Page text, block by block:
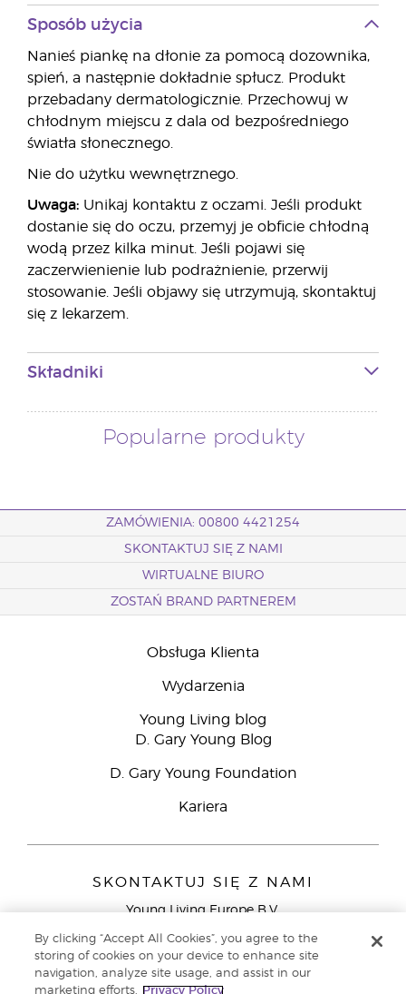
Sposób użycia
Nanieś piankę na dłonie za pomocą dozownika,
spień, a następnie dokładnie spłucz. Produkt
przebadany dermatologicznie. Przechowuj w
chłodnym miejscu z dala od bezpośredniego
światła słonecznego.
Nie do użytku wewnętrznego.
Uwaga: Unikaj kontaktu z oczami. Jeśli produkt
dostanie się do oczu, przemyj je obficie chłodną
wodą przez kilka minut. Jeśli pojawi się
zaczerwienienie lub podrażnienie, przerwij
stosowanie. Jeśli objawy się utrzymują, skontaktuj
się z lekarzem.
Składniki
Popularne produkty
ZAMÓWIENIA: 00800 4421254
SKONTAKTUJ SIĘ Z NAMI
WIRTUALNE BIURO
ZOSTAŃ BRAND PARTNEREM
Obsługa Klienta
Wydarzenia
Young Living blog
D. Gary Young Blog
D. Gary Young Foundation
Kariera
SKONTAKTUJ SIĘ Z NAMI
Young Living Europe B.V.
9727 AJ Groningen
By clicking “Accept All Cookies”, you agree to the
storing of cookies on your device to enhance site
navigation, analyze site usage, and assist in our
marketing efforts.
Privacy Policy